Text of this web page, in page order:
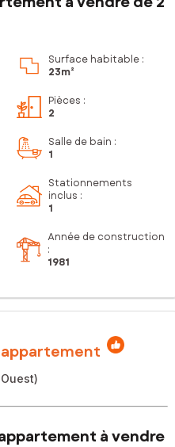
Surface habitable :
23m²
Pièces :
2
Salle de bain :
1
Stationnements
inclus :
1
Année de construction
:
1981
à vendre